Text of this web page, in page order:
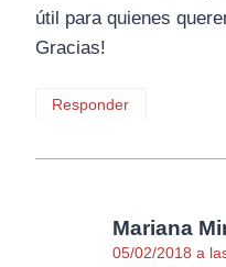
útil para quienes
Gracias!
Responder
Mariana
05/02/2018 a